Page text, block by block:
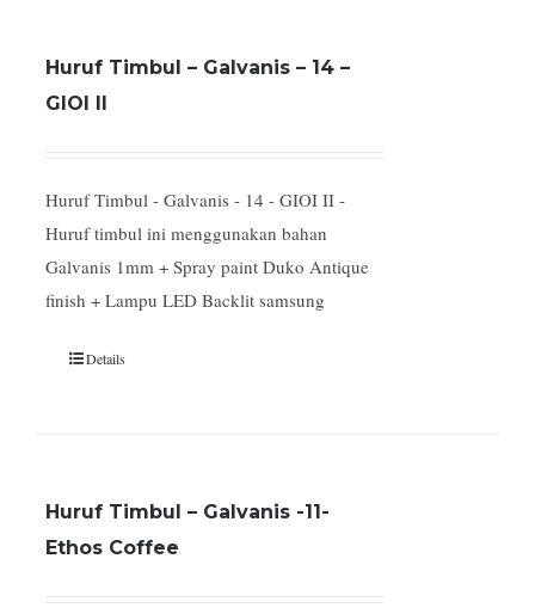
Huruf Timbul – Galvanis – 14 –
GIOI II
Huruf Timbul - Galvanis - 14 - GIOI II -
Huruf timbul ini menggunakan bahan
Galvanis 1mm + Spray paint Duko Antique
finish + Lampu LED Backlit samsung
Details
Huruf Timbul – Galvanis -11-
Ethos Coffee